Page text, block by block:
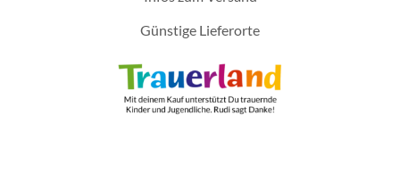
Günstige Lieferorte